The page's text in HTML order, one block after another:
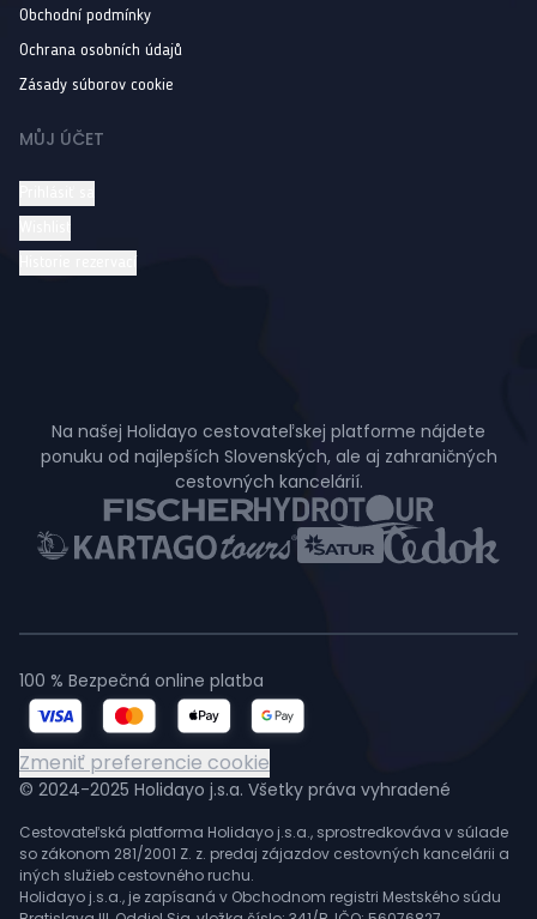
Obchodní podmínky
Ochrana osobních údajů
Zásady súborov cookie
MŮJ ÚČET
Na našej Holidayo cestovateľskej platforme nájdete
ponuku od najlepších Slovenských, ale aj zahraničných
cestovných kancelárií.
© 2024-2025 Holidayo j.s.a. Všetky práva vyhradené
Cestovateľská platforma Holidayo j.s.a., sprostredkováva v súlade
so zákonom 281/2001 Z. z. predaj zájazdov cestovných kancelárii a
iných služieb cestovného ruchu.
Holidayo j.s.a., je zapísaná v Obchodnom registri Mestského súdu
100 % Bezpečná online platba
Zmeniť preferencie cookie